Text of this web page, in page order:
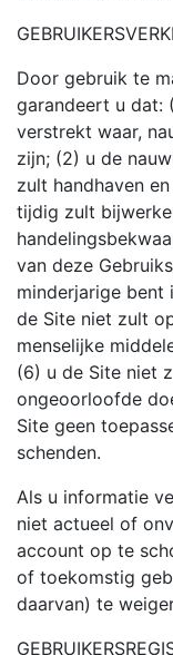
Door gebruik te
garandeert u dat:
verstrekt waar,
zijn; (2) u de
zult handhaven
tijdig zult
van deze
minderjarige bent
de Site niet zult
menselijke
(6) u de Site niet
ongeoorloofde
Site geen
schenden.
Als u informatie
niet actueel of
account op te
of toekomstig
daarvan) te